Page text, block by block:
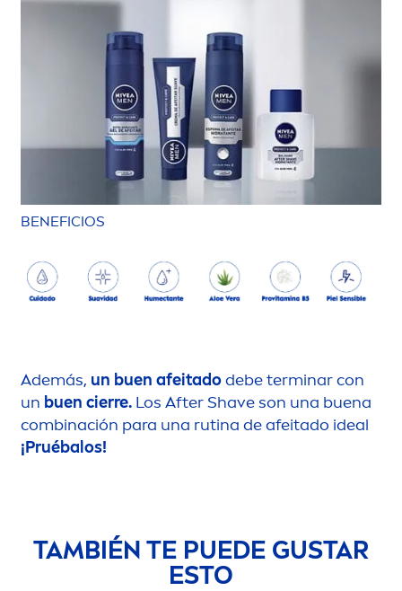
BENEFICIOS
Además, un buen afeitadodebe terminar con
un buen cierre. Los After Shave son una buena
combinación para una rutina de afeitado ideal
¡Pruébalos!
TAMBIÉN TE PUEDE GUSTAR
ESTO